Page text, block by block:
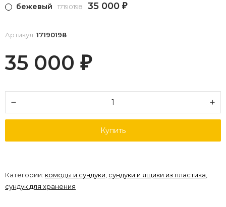
бежевый 17190198 35 000 ₽
Артикул: 17190198
35 000 ₽
Купить
Категории: комоды и сундуки, сундуки и ящики из пластика,
сундук для хранения